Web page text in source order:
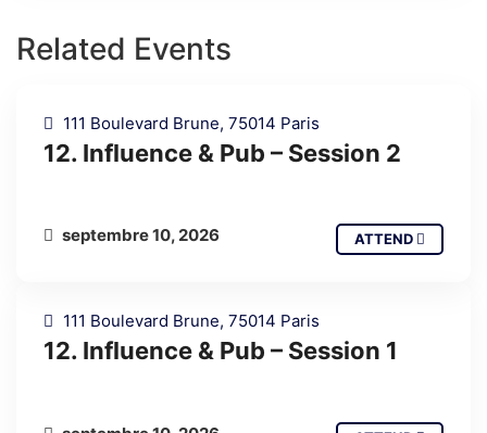
Related Events
111 Boulevard Brune, 75014 Paris
12. Influence & Pub – Session 2
septembre 10, 2026 ATTEND
111 Boulevard Brune, 75014 Paris
12. Influence & Pub – Session 1